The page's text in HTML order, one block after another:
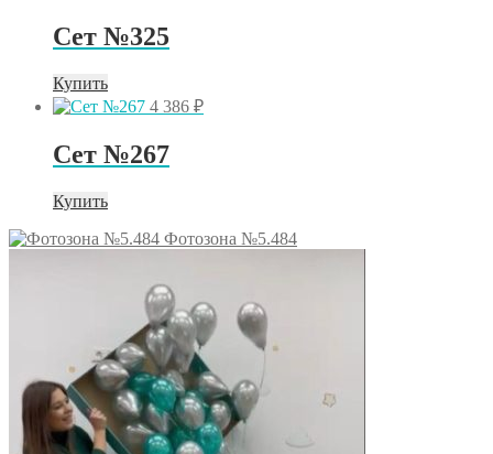
Сет №325
Купить
4 386 ₽
Сет №267
Купить
Фотозона №5.484